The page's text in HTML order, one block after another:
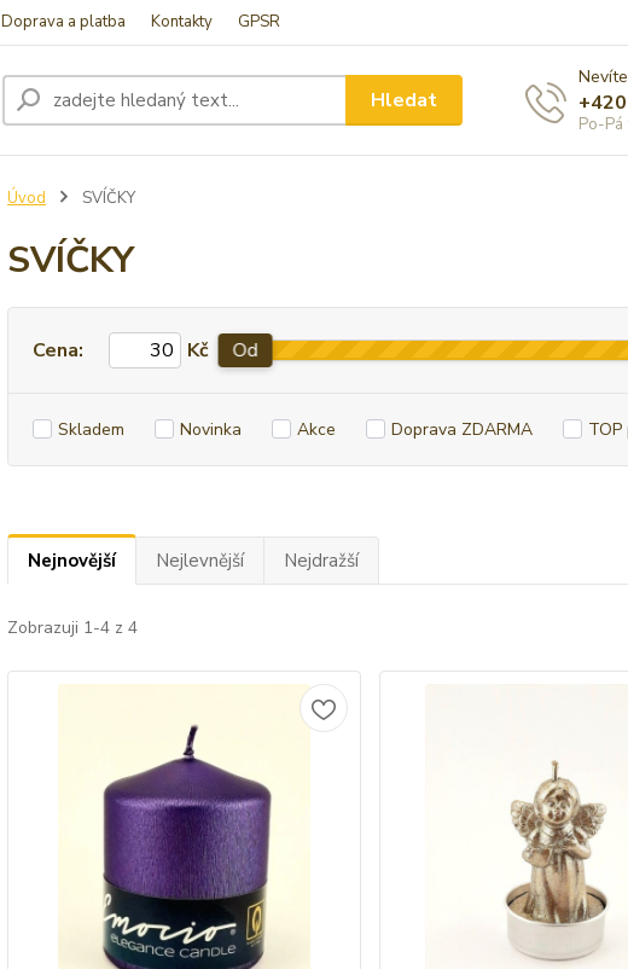
Doprava a platba Kontakty GPSR
Hledat
Po-
Úvod SVÍČKY
SVÍČKY
Cena: Kč Od
Skladem Novinka Akce Doprava ZDARMA
Nejnovější Nejlevnější Nejdražší
Zobrazuji 1-4 z 4